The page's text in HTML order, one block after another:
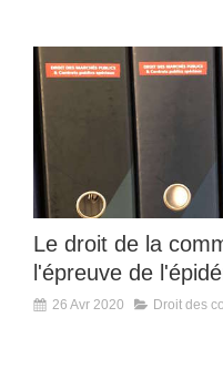
Le droit de la
l'épreuve de
26 Avr 2020 Droit des